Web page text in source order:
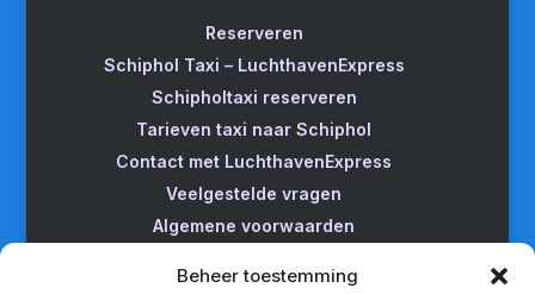
Beheer toestemming
Reserveren
Schiphol Taxi – LuchthavenExpress
Schipholtaxi reserveren
Tarieven taxi naar Schiphol
Contact met LuchthavenExpress
Veelgestelde vragen
Algemene voorwaarden